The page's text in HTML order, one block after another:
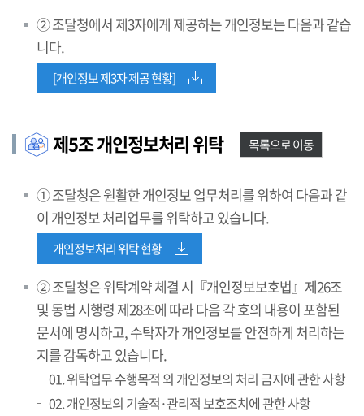
② 조달청에서 제3자에게 제공하는 개인정보는 다음과 같습
니다.
[개인정보 제3자 제공 현황]
제5조 개인정보처리 위탁 목록으로 이동
① 조달청은 원활한 개인정보 업무처리를 위하여 다음과 같
이 개인정보 처리업무를 위탁하고 있습니다.
개인정보처리 위탁 현황
② 조달청은 위탁계약 체결 시『개인정보보호법』제26조
및 동법 시행령 제28조에 따라 다음 각 호의 내용이 포함된
문서에 명시하고, 수탁자가 개인정보를 안전하게 처리하는
지를 감독하고 있습니다.
01. 위탁업무 수행목적 외 개인정보의 처리 금지에 관한 사항
02. 개인정보의 기술적·관리적 보호조치에 관한 사항